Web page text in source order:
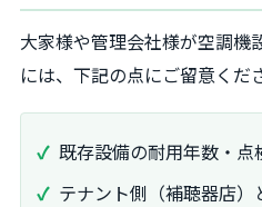
大家様や管理会社様が空調機
には、下記の点にご留意くだ
既存設備の耐用年数・点
テナント側（補聴器店